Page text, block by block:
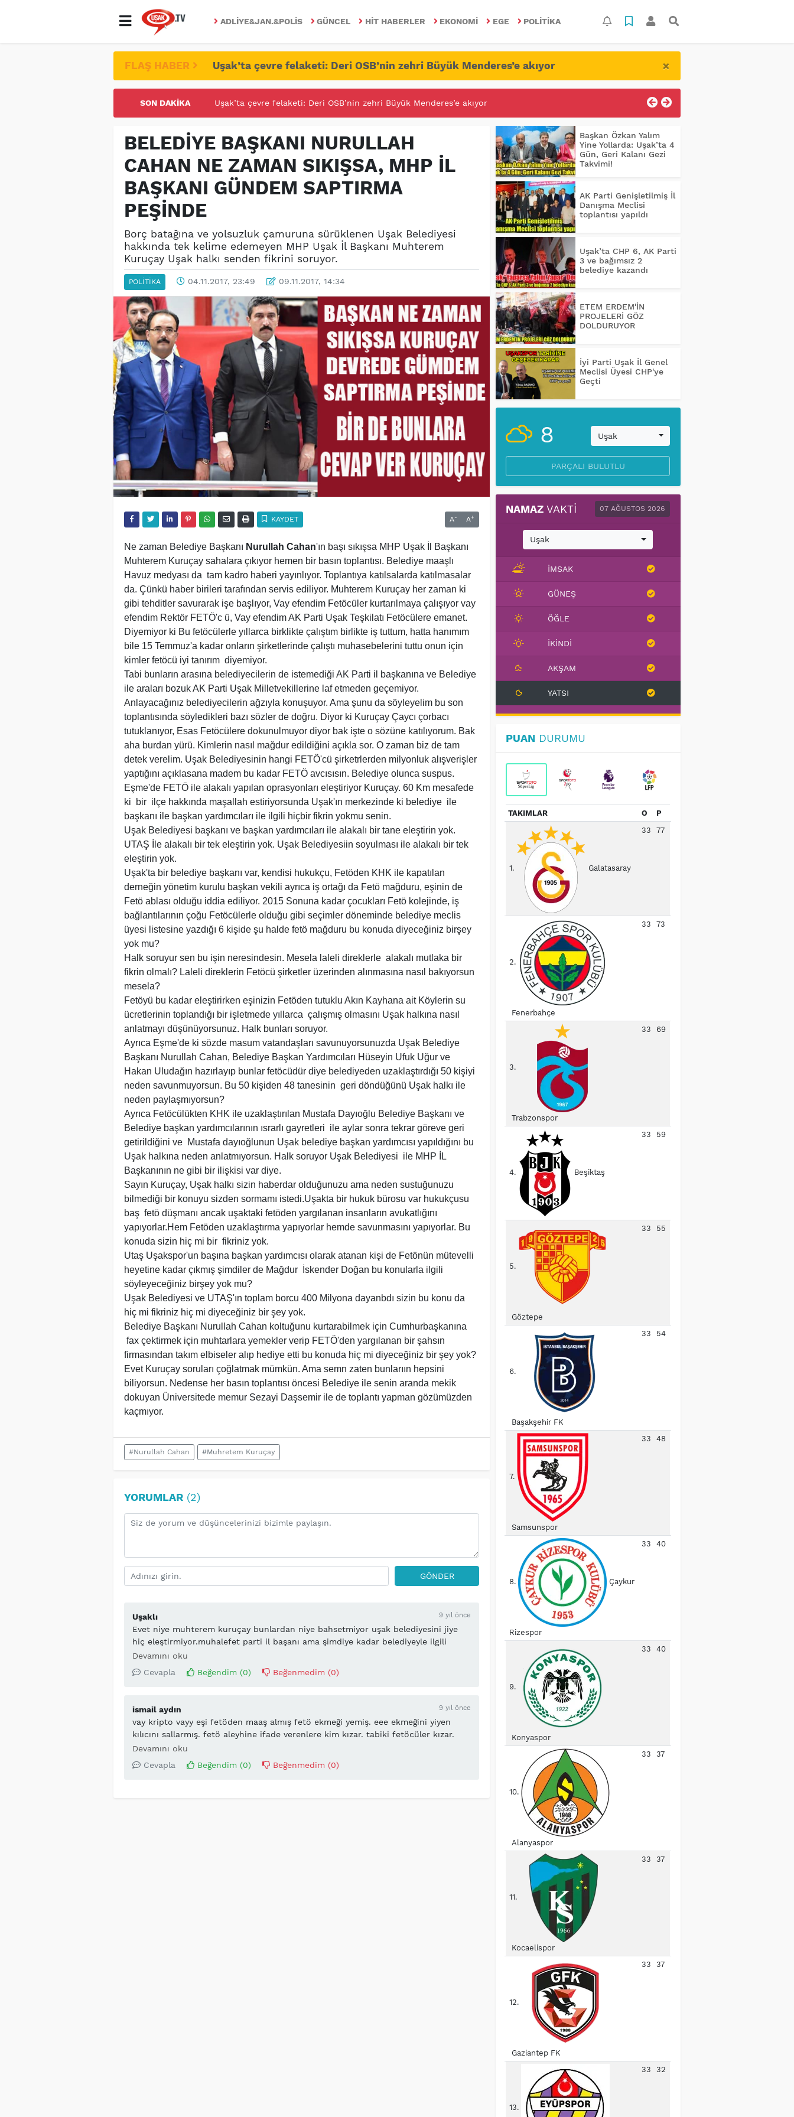
ADLIYE&JAN.&POLIS GÜNCEL HIT HABERLER EKONOMI EGE POLITIKA
FLAŞ HABER Uşak’ta çevre felaketi: Deri OSB’nin zehri Büyük Menderes’e akıyor ×
SON DAKIKA UŞAK ÜNİVERİTESİNDE FETÖ/PDY İLE YALANDAN MÜCADELE!
BELEDİYE BAŞKANI NURULLAH
CAHAN NE ZAMAN SIKIŞSA, MHP İL
BAŞKANI GÜNDEM SAPTIRMA
PEŞİNDE
Borç batağına ve yolsuzluk çamuruna sürüklenen Uşak Belediyesi
hakkında tek kelime edemeyen MHP Uşak İl Başkanı Muhterem
Kuruçay Uşak halkı senden fikrini soruyor.
POLITIKA 04.11.2017, 23:49 09.11.2017, 14:34
KAYDET A- A+
Ne zaman Belediye Başkanı Nurullah Cahan'ın başı sıkışsa MHP Uşak İl Başkanı
Muhterem Kuruçay sahalara çıkıyor hemen bir basın toplantısı. Belediye maaşlı
Havuz medyası da tam kadro haberi yayınlıyor. Toplantıya katılsalarda katılmasalar
da. Çünkü haber birileri tarafından servis ediliyor. Muhterem Kuruçay her zaman ki
gibi tehditler savurarak işe başlıyor, Vay efendim Fetöcüler kurtarılmaya çalışıyor vay
efendim Rektör FETÖ'c ü, Vay efendim AK Parti Uşak Teşkilatı Fetöcülere emanet.
Diyemiyor ki Bu fetöcülerle yıllarca birklikte çalıştım birlikte iş tuttum, hatta hanımım
bile 15 Temmuz'a kadar onların şirketlerinde çalıştı muhasebelerini tuttu onun için
kimler fetöcü iyi tanırım diyemiyor.
Tabi bunların arasına belediyecilerin de istemediği AK Parti il başkanına ve Belediye
ile araları bozuk AK Parti Uşak Milletvekillerine laf etmeden geçemiyor.
Anlayacağınız belediyecilerin ağzıyla konuşuyor. Ama şunu da söyleyelim bu son
toplantısında söyledikleri bazı sözler de doğru. Diyor ki Kuruçay Çaycı çorbacı
tutuklanıyor, Esas Fetöcülere dokunulmuyor diyor bak işte o sözüne katılıyorum. Bak
aha burdan yürü. Kimlerin nasıl mağdur edildiğini açıkla sor. O zaman biz de tam
detek verelim. Uşak Belediyesinin hangi FETÖ'cü şirketrlerden milyonluk alışverişler
yaptığını açıklasana madem bu kadar FETÖ avcısısın. Belediye olunca suspus.
Eşme'de FETÖ ile alakalı yapılan oprasyonları eleştiriyor Kuruçay. 60 Km mesafede
ki bir ilçe hakkında maşallah estiriyorsunda Uşak'ın merkezinde ki belediye ile
başkanı ile başkan yardımcıları ile ilgili hiçbir fikrin yokmu senin.
Uşak Belediyesi başkanı ve başkan yardımcıları ile alakalı bir tane eleştirin yok.
UTAŞ İle alakalı bir tek eleştirin yok. Uşak Belediyesiin soyulması ile alakalı bir tek
eleştirin yok.
Uşak'ta bir belediye başkanı var, kendisi hukukçu, Fetöden KHK ile kapatılan
derneğin yönetim kurulu başkan vekili ayrıca iş ortağı da Fetö mağduru, eşinin de
Fetö ablası olduğu iddia ediliyor. 2015 Sonuna kadar çocukları Fetö kolejinde, iş
bağlantılarının çoğu Fetöcülerle olduğu gibi seçimler döneminde belediye meclis
üyesi listesine yazdığı 6 kişide şu halde fetö mağduru bu konuda diyeceğiniz birşey
yok mu?
Halk soruyur sen bu işin neresindesin. Mesela laleli direklerle alakalı mutlaka bir
fikrin olmalı? Laleli direklerin Fetöcü şirketler üzerinden alınmasına nasıl bakıyorsun
mesela?
Fetöyü bu kadar eleştirirken eşinizin Fetöden tutuklu Akın Kayhana ait Köylerin su
ücretlerinin toplandığı bir işletmede yıllarca çalışmış olmasını Uşak halkına nasıl
anlatmayı düşünüyorsunuz. Halk bunları soruyor.
Ayrıca Eşme'de ki sözde masum vatandaşları savunuyorsunuzda Uşak Belediye
Başkanı Nurullah Cahan, Belediye Başkan Yardımcıları Hüseyin Ufuk Uğur ve
Hakan Uludağın hazırlayıp bunlar fetöcüdür diye belediyeden uzaklaştırdığı 50 kişiyi
neden savunmuyorsun. Bu 50 kişiden 48 tanesinin geri döndüğünü Uşak halkı ile
neden paylaşmıyorsun?
Ayrıca Fetöcülükten KHK ile uzaklaştırılan Mustafa Dayıoğlu Belediye Başkanı ve
Belediye başkan yardımcılarının ısrarlı gayretleri ile aylar sonra tekrar göreve geri
getirildiğini ve Mustafa dayıoğlunun Uşak belediye başkan yardımcısı yapıldığını bu
Uşak halkına neden anlatmıyorsun. Halk soruyor Uşak Belediyesi ile MHP İL
Başkanının ne gibi bir ilişkisi var diye.
Sayın Kuruçay, Uşak halkı sizin haberdar olduğunuzu ama neden sustuğunuzu
bilmediği bir konuyu sizden sormamı istedi.Uşakta bir hukuk bürosu var hukukçusu
baş fetö düşmanı ancak uşaktaki fetöden yargılanan insanların avukatlığını
yapıyorlar.Hem Fetöden uzaklaştırma yapıyorlar hemde savunmasını yapıyorlar. Bu
konuda sizin hiç mi bir fikriniz yok.
Utaş Uşakspor'un başına başkan yardımcısı olarak atanan kişi de Fetönün mütevelli
heyetine kadar çıkmış şimdiler de Mağdur İskender Doğan bu konularla ilgili
söyleyeceğiniz birşey yok mu?
Uşak Belediyesi ve UTAŞ'ın toplam borcu 400 Milyona dayanbdı sizin bu konu da
hiç mi fikriniz hiç mi diyeceğiniz bir şey yok.
Belediye Başkanı Nurullah Cahan koltuğunu kurtarabilmek için Cumhurbaşkanına
fax çektirmek için muhtarlara yemekler verip FETÖ'den yargılanan bir şahsın
firmasından takım elbiseler alıp hediye etti bu konuda hiç mi diyeceğiniz bir şey yok?
Evet Kuruçay soruları çoğlatmak mümkün. Ama semn zaten bunlarıın hepsini
biliyorsun. Nedense her basın toplantısı öncesi Belediye ile senin aranda mekik
dokuyan Üniversitede memur Sezayi Daşsemir ile de toplantı yapman gözümüzden
kaçmıyor.
#Nurullah Cahan #Muhretem Kuruçay
YORUMLAR(2)
GÖNDER
Uşaklı 9 yıl önce
Evet niye muhterem kuruçay bunlardan niye bahsetmiyor uşak belediyesini jiye
hiç eleştirmiyor.muhalefet parti il başanı ama şimdiye kadar belediyeyle ilgili
ağzından bor kelime duymadık belediye mûkemmelmi de hiç muhalefet yapmıyor
yoksa başka bilmediğimiz şeylermi var çıksın açıklasın bizde anlayalım.
Devamını oku
Cevapla
Beğendim (0) Beğenmedim (0)
ismail aydın 9 yıl önce
vay kripto vayy eşi fetöden maaş almış fetö ekmeği yemiş. eee ekmeğini yiyen
kılıcını sallarmış. fetö aleyhine ifade verenlere kim kızar. tabiki fetöcüler kızar.
onun bunun eşiyle çocuğuyla uğraşıp iftiralar atacağına kendi eşinin durumunu bi
açıkla başkan (!) hangi araştırma soruşturmayı yaptın. eline tutuşturulmuş
iftiraları kusan bir başkan mhp ye hiç yakışmamış.
Devamını oku
Cevapla
Beğendim (0) Beğenmedim (0)
Başkan Özkan Yalım
Yine Yollarda: Uşak’ta 4
Gün, Geri Kalanı Gezi
Takvimi!
AK Parti Genişletilmiş İl
Danışma Meclisi
toplantısı yapıldı
Uşak’ta CHP 6, AK Parti
3 ve bağımsız 2
belediye kazandı
ETEM ERDEM'İN
PROJELERİ GÖZ
DOLDURUYOR
İyi Parti Uşak İl Genel
Meclisi Üyesi CHP'ye
Geçti
8 Uşak
PARÇALI BULUTLU
NAMAZ VAKTI 07 AĞUSTOS 2026
Uşak
İMSAK
GÜNEŞ
ÖĞLE
İKINDI
AKŞAM
YATSI
PUAN DURUMU
TAKIMLAR O P
1. Galatasaray
33 77
2.
Fenerbahçe
33 73
3.
Trabzonspor
33 69
4. Beşiktaş
33 59
5.
Göztepe
33 55
6.
Başakşehir FK
33 54
7.
Samsunspor
33 48
8. Çaykur
Rizespor
33 40
9.
Konyaspor
33 40
10.
Alanyaspor
33 37
11.
Kocaelispor
33 37
12.
Gaziantep FK
33 37
13.
33 32